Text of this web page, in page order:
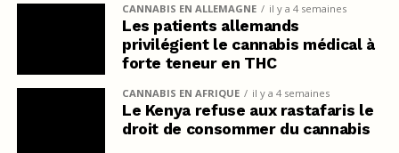
CANNABIS EN ALLEMAGNE il y a 4 semaines
Les patients allemands
privilégient le cannabis médical à
forte teneur en THC
CANNABIS EN AFRIQUE il y a 4 semaines
Le Kenya refuse aux rastafaris le
droit de consommer du cannabis